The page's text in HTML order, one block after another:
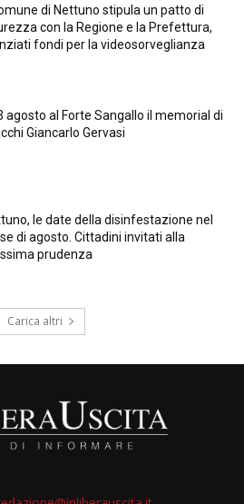
di Nettuno stipula un patto di
con la Regione e la Prefettura,
fondi per la videosorveglianza
agosto al Forte Sangallo il memorial di
Giancarlo Gervasi
le date della disinfestazione nel
di agosto. Cittadini invitati alla
prudenza
Carica altri